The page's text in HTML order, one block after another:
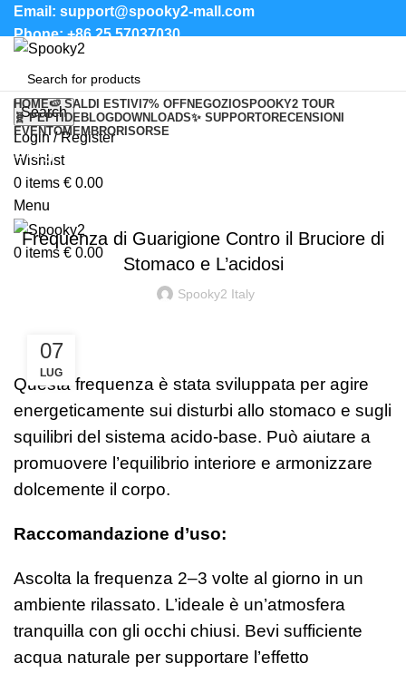
Email: support@spooky2-mall.com
Phone: +86 25 57037030
Search
Login / Register
Wishlist
0 items € 0.00
Menu
0 items € 0.00
HOME🍉 SALDI ESTIVI 7% OFFNEGOZIOSPOOKY2 TOUR
🧬 PEPTIDEBLOGDOWNLOADS✨ SUPPORTORECENSIONI
EVENTOMEMBRORISORSE
Blog
Frequenza di Guarigione Contro il Bruciore di
Stomaco e L’acidosi
Spooky2 Italy
07
LUG
Questa frequenza è stata sviluppata per agire
energeticamente sui disturbi allo stomaco e sugli
squilibri del sistema acido-base. Può aiutare a
promuovere l’equilibrio interiore e armonizzare
dolcemente il corpo.
Raccomandazione d’uso:
Ascolta la frequenza 2–3 volte al giorno in un
ambiente rilassato. L’ideale è un’atmosfera
tranquilla con gli occhi chiusi. Bevi sufficiente
acqua naturale per supportare l’effetto